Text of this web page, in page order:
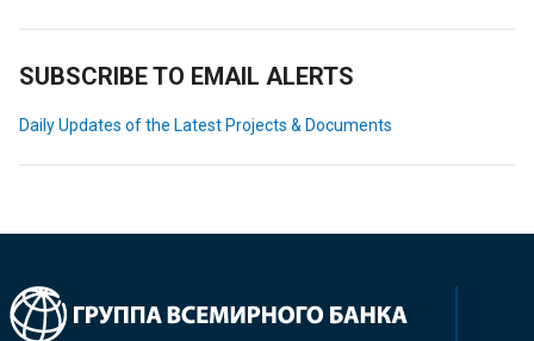
SUBSCRIBE TO EMAIL ALERTS
Daily Updates of the Latest Projects & Documents